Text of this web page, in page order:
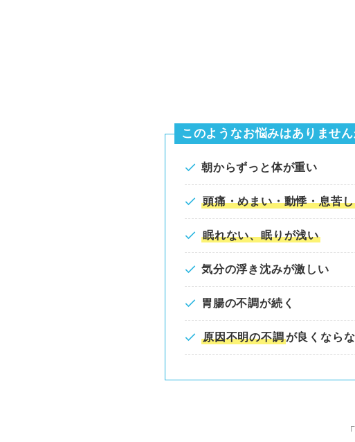
このようなお悩みはありません
朝からずっと体が重い
頭痛・めまい・動悸・息苦
眠れない、眠りが浅い
気分の浮き沈みが激しい
胃腸の不調が続く
原因不明の不調が良くなら
「